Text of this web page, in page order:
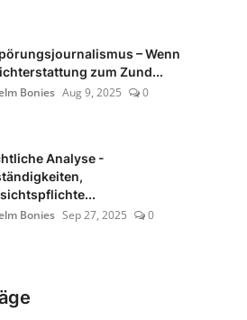
– Wenn
zum Zund...
Bonies Aug 9, 2025 0
Analyse -
Bonies Sep 27, 2025 0